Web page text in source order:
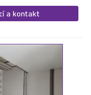
a kontakt